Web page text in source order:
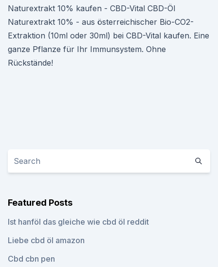
Naturextrakt 10% kaufen - CBD-Vital CBD-Öl
Naturextrakt 10% - aus österreichischer Bio-CO2-
Extraktion (10ml oder 30ml) bei CBD-Vital kaufen. Eine
ganze Pflanze für Ihr Immunsystem. Ohne
Rückstände!
Featured Posts
Ist hanföl das gleiche wie cbd öl reddit
Liebe cbd öl amazon
Cbd cbn pen